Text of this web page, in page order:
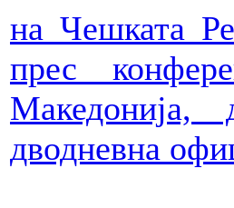
на Чешката
прес
дводневна